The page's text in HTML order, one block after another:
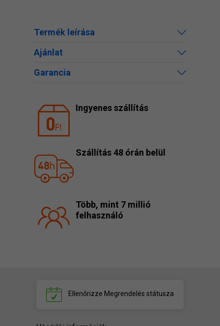
Termék leírása
Ajánlat
Garancia
Ingyenes szállítás
Szállítás 48 órán belül
Több, mint 7 millió
felhasználó
Ellenőrizze Megrendelés státusza